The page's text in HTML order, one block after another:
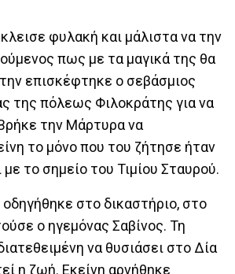
φυλακή και μάλιστα να την
πως με τα μαγικά της θα
επισκέφτηκε ο σεβάσμιος
της πόλεως Φιλοκράτης για να
την Μάρτυρα να
το μόνο που του ζήτησε ήταν
το σημείο του Τιμίου Σταυρού.
στο δικαστήριο, στο
ο ηγεμόνας Σαβίνος. Τη
να θυσιάσει στο Δία
η ζωή. Εκείνη αρνήθηκε